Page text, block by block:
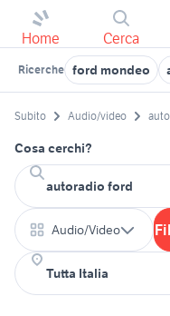
Home Cerca
Ricerche ford mondeo
Subito Audio/video
Cosa cerchi?
Audio/Video